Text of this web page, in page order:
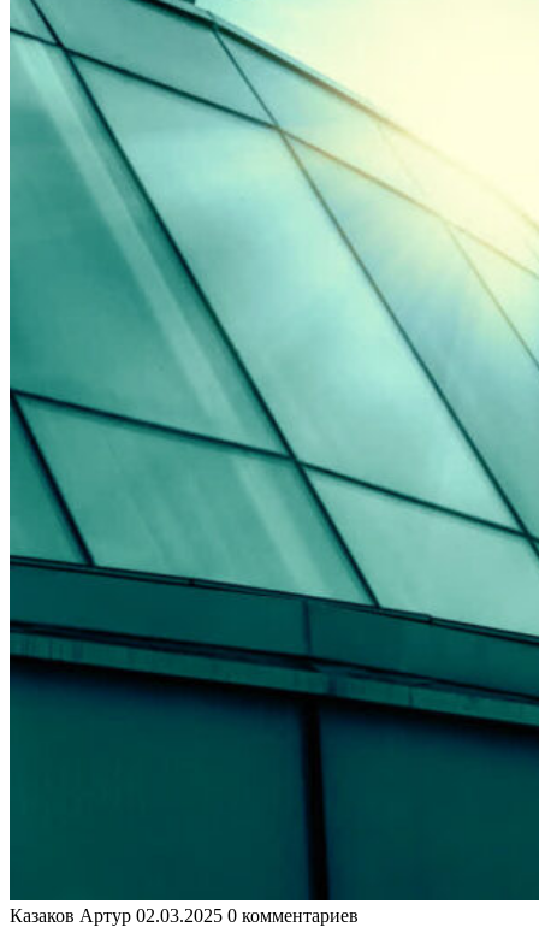
Казаков Артур 02.03.2025 0 комментариев